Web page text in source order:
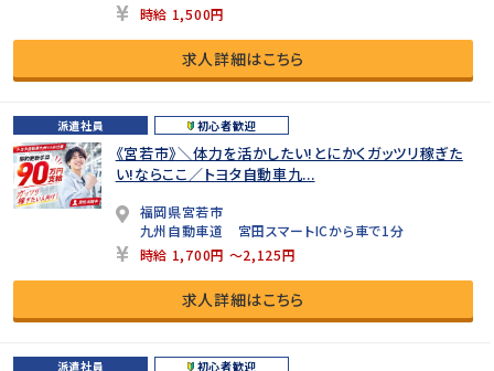
時給 1,500円
求人詳細はこちら
派遣社員 初心者歓迎
《宮若市》＼体力を活かしたい!とにかくガッツリ稼ぎた
い!ならここ／トヨタ自動車九...
福岡県宮若市
九州自動車道 宮田スマートICから車で1分
時給 1,700円 ～2,125円
求人詳細はこちら
派遣社員 初心者歓迎